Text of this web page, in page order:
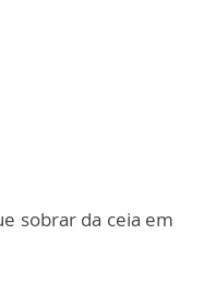
sobrar da ceia em